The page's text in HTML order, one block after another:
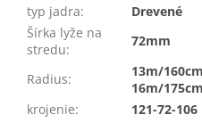
typ jadra:
Drevené
Šírka lyže na
stredu:
72mm
Radius:
13m/
16m/175cm
krojenie: 121-72-106